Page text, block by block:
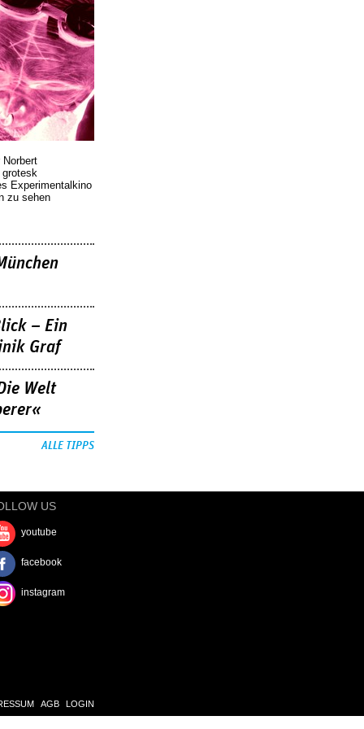
Experimentalkino
zu sehen
– Ein
Graf
Welt
ALLE TIPPS
US
youtube
facebook
instagram
AGB LOGIN